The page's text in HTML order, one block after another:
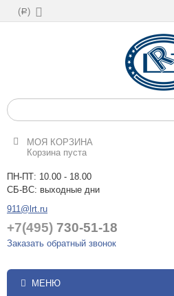
(Р)
МОЯ КОРЗИНА
Корзина пуста
ПН-ПТ: 10.00 - 18.00
СБ-ВС: выходные дни
911@lrt.ru
+7(495) 730-51-18
Заказать обратный звонок
МЕНЮ